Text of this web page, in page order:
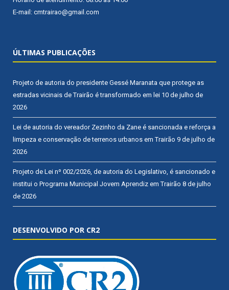
E-mail: cmtrairao@gmail.com
ÚLTIMAS PUBLICAÇÕES
Projeto de autoria do presidente Gessé Maranata que protege as
estradas vicinais de Trairão é transformado em lei 10 de julho de
2026
Lei de autoria do vereador Zezinho da Zane é sancionada e reforça a
limpeza e conservação de terrenos urbanos em Trairão 9 de julho de
2026
Projeto de Lei nº 002/2026, de autoria do Legislativo, é sancionado e
institui o Programa Municipal Jovem Aprendiz em Trairão 8 de julho
de 2026
DESENVOLVIDO POR CR2